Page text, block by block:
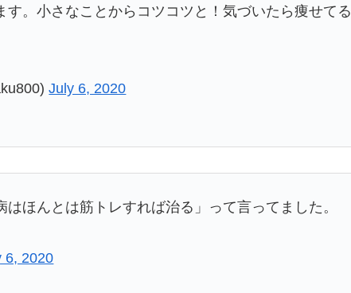
す。小さなことからコツコツと！気づいたら痩せてる
July 6, 2020
ほんとは筋トレすれば治る」って言ってました。
6, 2020